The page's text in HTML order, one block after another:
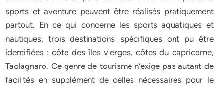
sports et aventure peuvent être réalisés pratiquement
partout. En ce qui concerne les sports aquatiques et
nautiques, trois destinations spécifiques ont pu être
identifiées : côte des îles vierges, côtes du capricorne,
Taolagnaro. Ce genre de tourisme n’exige pas autant de
facilités en supplément de celles nécessaires pour le